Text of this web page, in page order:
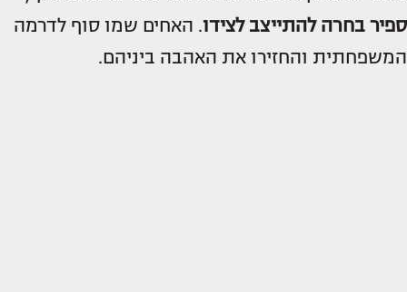
ספיר בחרה להתייצב לצידו. האחים שמו סוף לדרמה
המשפחתית והחזירו את האהבה ביניהם.